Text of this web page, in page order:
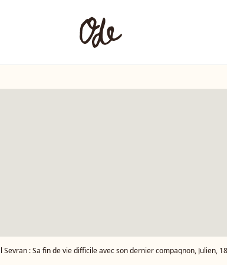
Sevran : Sa fin de vie difficile avec son dernier compagnon, Julien,